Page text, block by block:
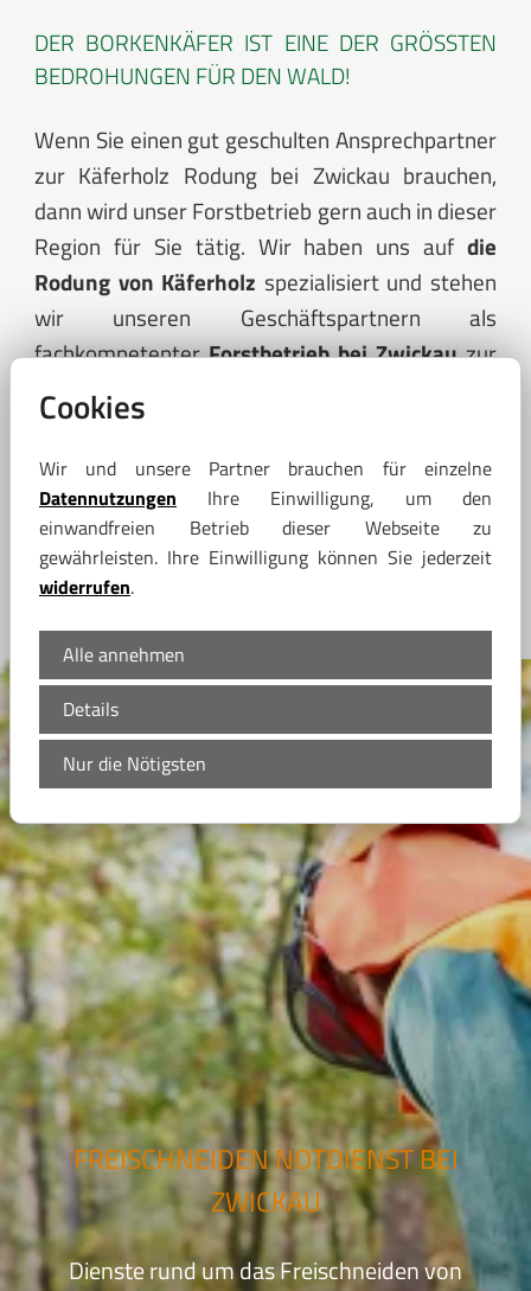
DER BORKENKÄFER IST EINE DER GRÖSSTEN B
EDROHUNGEN FÜR DEN WALD!
Wenn Sie einen gut geschulten Ansprechpartner
zur Käferholz Rodung bei Zwickau brauchen,
dann wird unser Forstbetrieb gern auch in dieser
Region für Sie tätig. Wir haben uns aufdie
Rodung von Käferholz spezialisiert und stehen
wir unseren Geschäftspartnern als
fachkompetenterForstbetrieb bei Zwickauzur
Seite.
FREISCHNEIDEN NOTDIENST BEI
ZWICKAU
Dienste rund um das Freischneiden von
Cookies
Wir und unsere Partner brauchen für einzelne
Datennutzungen Ihre Einwilligung, um den
einwandfreien Betrieb dieser Webseite zu
gewährleisten. Ihre Einwilligung können Sie jederzeit
widerrufen.
Alle annehmen
Details
Nur die Nötigsten